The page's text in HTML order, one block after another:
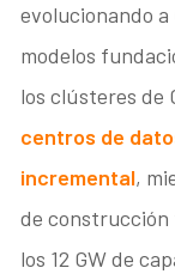
evolucionando
modelos
los clústeres de
centros de
incremental,
de construcción
los 12 GW de